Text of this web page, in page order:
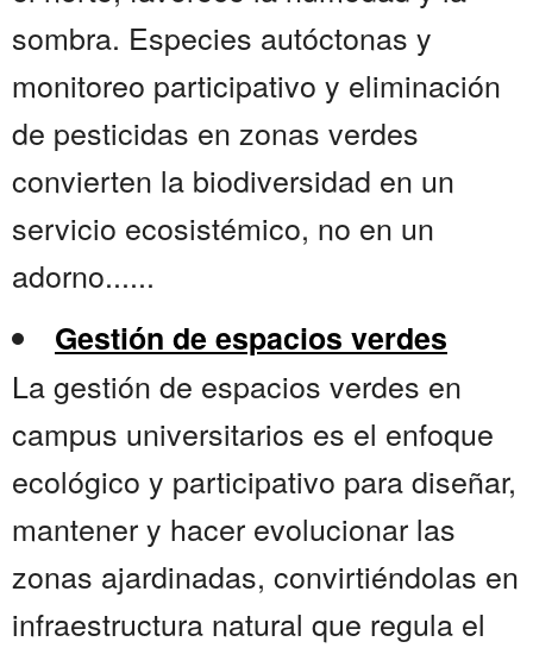
sombra. Especies autóctonas y
monitoreo participativo y eliminación
de pesticidas en zonas verdes
convierten la biodiversidad en un
servicio ecosistémico, no en un
adorno......
Gestión de espacios verdes
La gestión de espacios verdes en
campus universitarios es el enfoque
ecológico y participativo para diseñar,
mantener y hacer evolucionar las
zonas ajardinadas, convirtiéndolas en
infraestructura natural que regula el